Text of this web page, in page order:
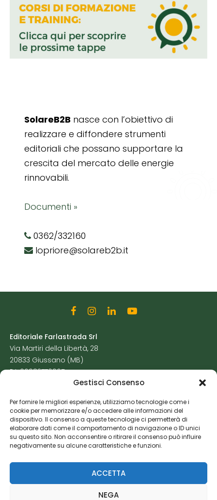
Gestisci Consenso
Per fornire le migliori esperienze, utilizziamo tecnologie come i
cookie per memorizzare e/o accedere alle informazioni del
dispositivo. Il consenso a queste tecnologie ci permetterà di
elaborare dati come il comportamento di navigazione o ID unici
su questo sito. Non acconsentire o ritirare il consenso può influire
negativamente su alcune caratteristiche e funzioni.
ACCETTA
NEGA
SolareB2B nasce con l’obiettivo di
realizzare e diffondere strumenti
editoriali che possano supportare la
crescita del mercato delle energie
rinnovabili.
Documenti »
0362/332160
lopriore@solareb2b.it
Editoriale Farlastrada Srl
Via Martiri della Libertà, 28
20833 Giussano (MB)
P.I. 06982770965
Cookie Policy
Risorse Aggiuntive